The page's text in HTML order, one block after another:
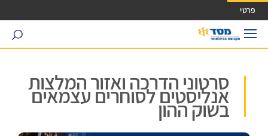
גישה ישירה לכפתור כניסה לחשבונך
פרטי
search
סרטוני הדרכה ואזור המלצות
אנליסטים לסוחרים עצמאים
בשוק ההון